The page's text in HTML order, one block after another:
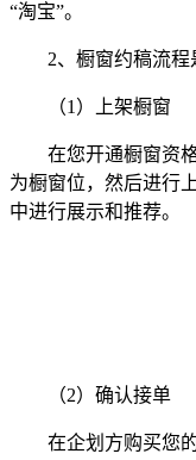
“淘宝”。
2、橱窗约稿流程
（1）上架橱窗
在您开通橱窗资格
为橱窗位，然后进行
中进行展示和推荐。
（2）确认接单
在企划方购买您的